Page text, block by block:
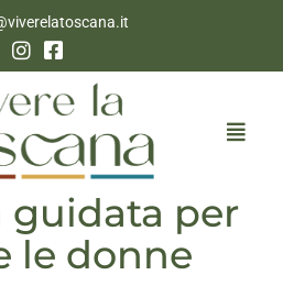
guidata per
le donne